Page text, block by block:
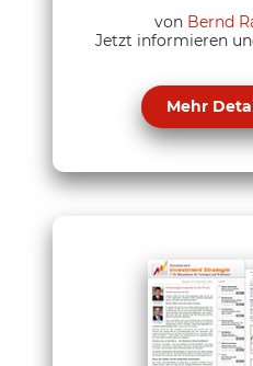
von Bernd
Jetzt informieren
Mehr